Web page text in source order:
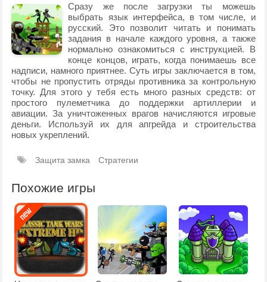
Сразу же после загрузки ты можешь
выбрать язык интерфейса, в том числе, и
русский. Это позволит читать и понимать
задания в начале каждого уровня, а также
нормально ознакомиться с инструкцией. В
конце концов, играть, когда понимаешь все
надписи, намного приятнее. Суть игры заключается в том,
чтобы не пропустить отряды противника за контрольную
точку. Для этого у тебя есть много разных средств: от
простого пулеметчика до поддержки артиллерии и
авиации. За уничтоженных врагов начисляются игровые
деньги. Используй их для апгрейда и строительства
новых укреплений.
Защита замка Стратегии
Похожие игры